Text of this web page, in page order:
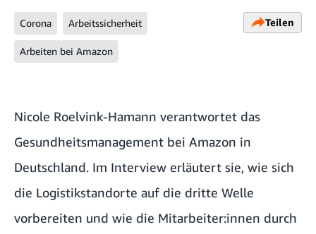
Corona Arbeitssicherheit
Arbeiten bei Amazon
Teilen
Nicole Roelvink-Hamann verantwortet das
Gesundheitsmanagement bei Amazon in
Deutschland. Im Interview erläutert sie, wie sich
die Logistikstandorte auf die dritte Welle
vorbereiten und wie die Mitarbeiter:innen durch